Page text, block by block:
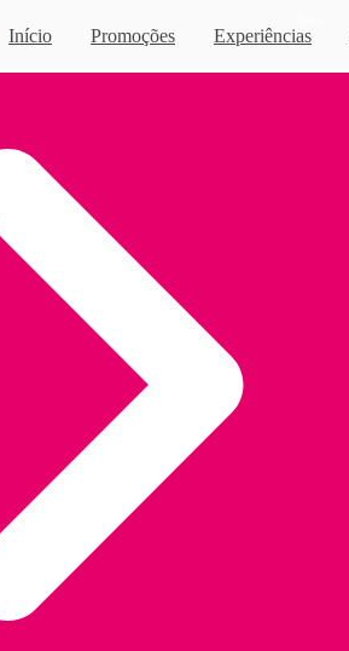
Início Promoções Experiências